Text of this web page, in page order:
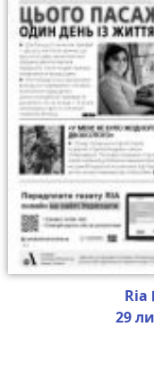
Ria
29